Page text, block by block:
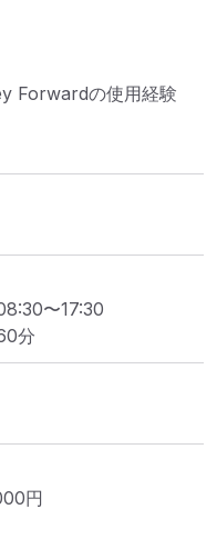
Forwardの使用経験
〜17:30
分
円